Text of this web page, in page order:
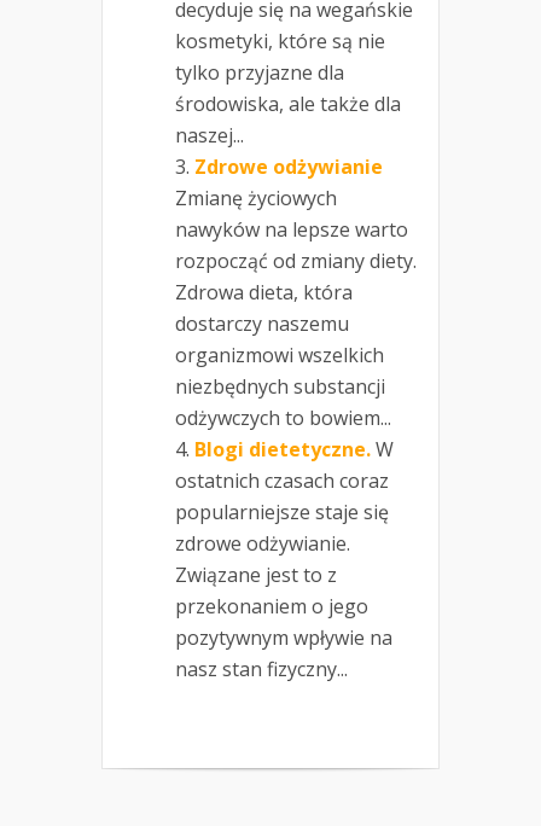
decyduje się na wegańskie
kosmetyki, które są nie
tylko przyjazne dla
środowiska, ale także dla
naszej...
Zdrowe odżywianie
Zmianę życiowych
nawyków na lepsze warto
rozpocząć od zmiany diety.
Zdrowa dieta, która
dostarczy naszemu
organizmowi wszelkich
niezbędnych substancji
odżywczych to bowiem...
Blogi dietetyczne.W
ostatnich czasach coraz
popularniejsze staje się
zdrowe odżywianie.
Związane jest to z
przekonaniem o jego
pozytywnym wpływie na
nasz stan fizyczny...